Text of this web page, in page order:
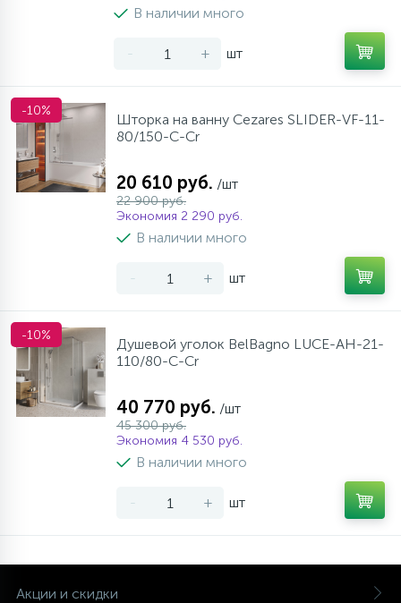
В наличии много
- + шт
-10%
Шторка на ванну Cezares SLIDER-VF-11-
80/150-C-Cr
20 610 руб. /шт
22 900 руб.
Экономия 2 290 руб.
В наличии много
- + шт
-10%
Душевой уголок BelBagno LUCE-AH-21-
110/80-C-Cr
40 770 руб. /шт
45 300 руб.
Экономия 4 530 руб.
В наличии много
- + шт
Акции и скидки